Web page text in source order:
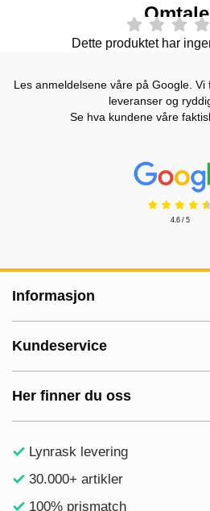
Dette produktet har
Les anmeldelsene våre på Google.
leveranser og
Se hva kundene våre
Prisjakt
4.6 / 5
Informasjon
Kundeservice
Her finner du oss
Lynrask levering
30.000+ artikler
100% prismatch